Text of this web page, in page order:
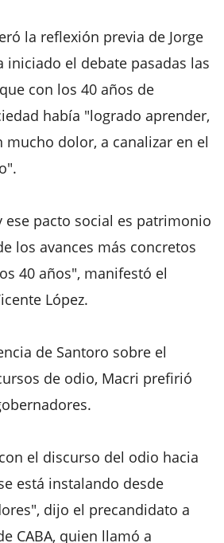
la reflexión previa de Jorge
iniciado el debate pasadas las
con los 40 años de
había "logrado aprender,
mucho dolor, a canalizar en el
ese pacto social es patrimonio
los avances más concretos
40 años", manifestó el
López.
de Santoro sobre el
de odio, Macri prefirió
el discurso del odio hacia
está instalando desde
dijo el precandidato a
CABA, quien llamó a